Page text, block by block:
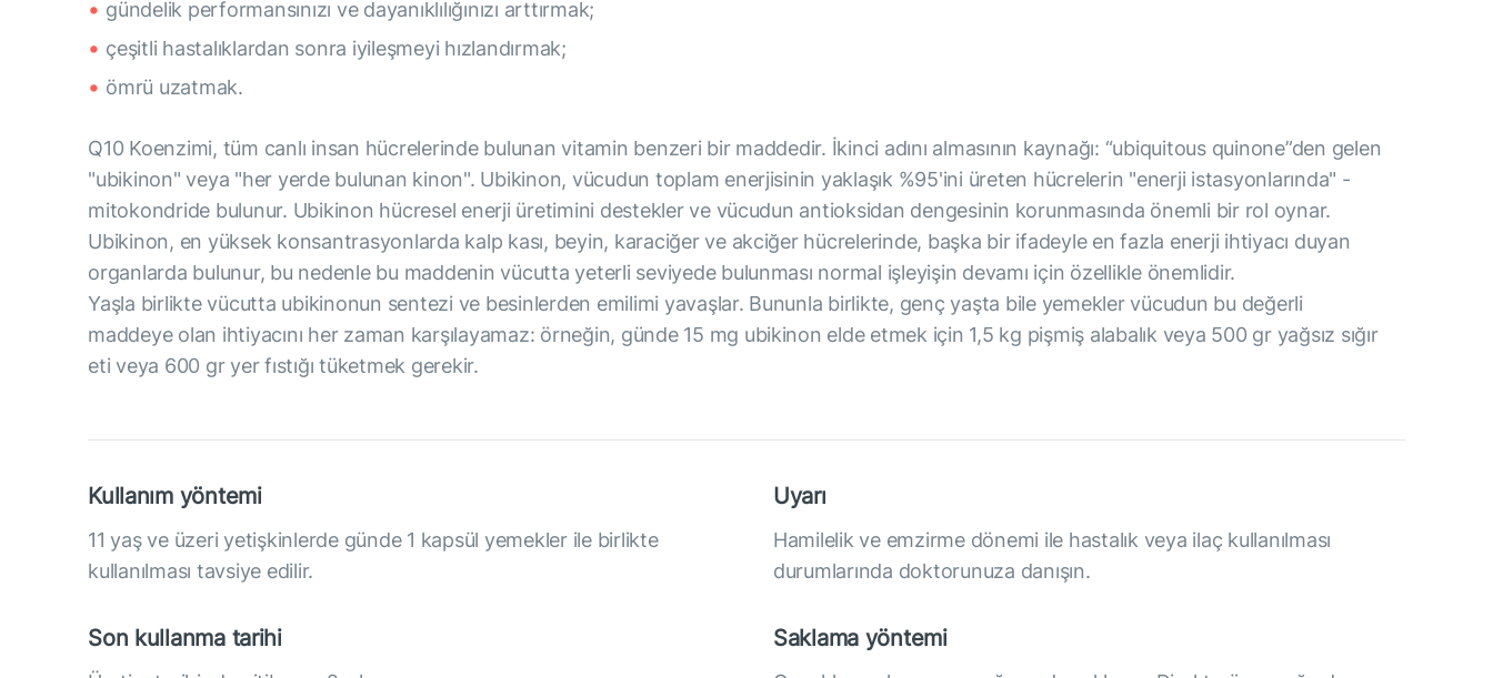
gündelik performansınızı ve dayanıklılığınızı arttırmak;
çeşitli hastalıklardan sonra iyileşmeyi hızlandırmak;
ömrü uzatmak.
Q10 Koenzimi, tüm canlı insan hücrelerinde bulunan vitamin benzeri bir maddedir. İkinci adını almasının kaynağı: “ubiquitous quinone”den gelen
"ubikinon" veya "her yerde bulunan kinon". Ubikinon, vücudun toplam enerjisinin yaklaşık %95'ini üreten hücrelerin "enerji istasyonlarında" -
mitokondride bulunur. Ubikinon hücresel enerji üretimini destekler ve vücudun antioksidan dengesinin korunmasında önemli bir rol oynar.
Ubikinon, en yüksek konsantrasyonlarda kalp kası, beyin, karaciğer ve akciğer hücrelerinde, başka bir ifadeyle en fazla enerji ihtiyacı duyan
organlarda bulunur, bu nedenle bu maddenin vücutta yeterli seviyede bulunması normal işleyişin devamı için özellikle önemlidir.
Yaşla birlikte vücutta ubikinonun sentezi ve besinlerden emilimi yavaşlar. Bununla birlikte, genç yaşta bile yemekler vücudun bu değerli
maddeye olan ihtiyacını her zaman karşılayamaz: örneğin, günde 15 mg ubikinon elde etmek için 1,5 kg pişmiş alabalık veya 500 gr yağsız sığır
eti veya 600 gr yer fıstığı tüketmek gerekir.
Kullanım yöntemi
11 yaş ve üzeri yetişkinlerde günde 1 kapsül yemekler ile birlikte
kullanılması tavsiye edilir.
Uyarı
Hamilelik ve emzirme dönemi ile hastalık veya ilaç kullanılması
durumlarında doktorunuza danışın.
Son kullanma tarihi Saklama yöntemi